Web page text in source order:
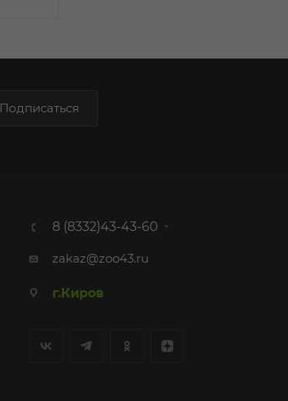
Подписаться
8 (8332)43-43-60
zakaz@zoo43.ru
г.Киров